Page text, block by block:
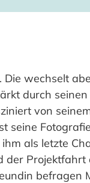
wechselt
durch
von
seine
als letzte
Projektfahrt
befragen